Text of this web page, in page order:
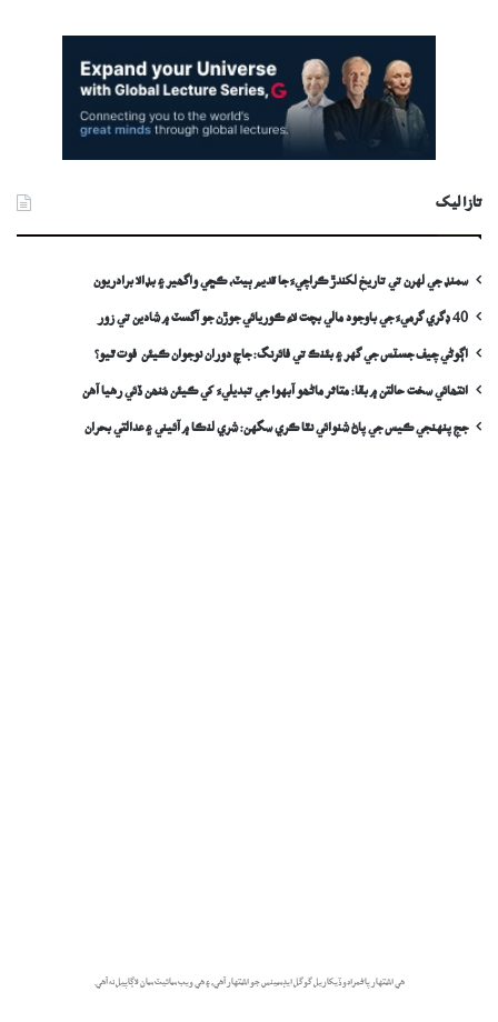
تازا ليک
سمنڊ جي لهرن تي تاريخ لکندڙ ڪراچيءَ جا قديم ٻيٽ، ڪڇي واگھير ۽ بڊالا برادريون
40 ڊگري گرميءَ جي باوجود مالي بچت لاءِ ڪوريائي جوڙن جو آگسٽ ۾ شادين تي زور
اڳوڻي چيف جسٽس جي گهر ۽ بئنڪ تي فائرنگ: جاچ دوران نوجوان ڪيئن فوت ٿيو؟
انتھائي سخت حالتن ۾ بقا: متاثر ماڻھو آبهوا جي تبديليءَ کي ڪيئن مُنھن ڏئي رهيا آهن
جج پنهنجي ڪيس جي پاڻ شنوائي نٿا ڪري سگهن: شري لنڪا ۾ آئيني ۽ عدالتي بحران
هي اشتهار پاڻمرادو ڏيکاريل گوگل ايڊسينس جو اشتهار آهي، ۽ هي ويب سائيٽ سان لاڳاپيل نه آهي.